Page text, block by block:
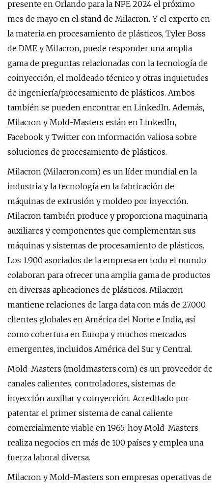
presente en Orlando para la NPE 2024 el próximo
mes de mayo en el stand de Milacron. Y el experto en
la materia en procesamiento de plásticos, Tyler Boss
de DME y Milacron, puede responder una amplia
gama de preguntas relacionadas con la tecnología de
coinyección, el moldeado técnico y otras inquietudes
de ingeniería/procesamiento de plásticos. Ambos
también se pueden encontrar en LinkedIn. Además,
Milacron y Mold-Masters están en LinkedIn,
Facebook y Twitter con información valiosa sobre
soluciones de procesamiento de plásticos.
Milacron (Milacron.com) es un líder mundial en la
industria y la tecnología en la fabricación de
máquinas de extrusión y moldeo por inyección.
Milacron también produce y proporciona maquinaria,
auxiliares y componentes que complementan sus
máquinas y sistemas de procesamiento de plásticos.
Los 1.900 asociados de la empresa en todo el mundo
colaboran para ofrecer una amplia gama de productos
en diversas aplicaciones de plásticos. Milacron
mantiene relaciones de larga data con más de 27.000
clientes globales en América del Norte e India, así
como cobertura en Europa y muchos mercados
emergentes, incluidos América del Sur y Central.
Mold-Masters (moldmasters.com) es un proveedor de
canales calientes, controladores, sistemas de
inyección auxiliar y coinyección. Acreditado por
patentar el primer sistema de canal caliente
comercialmente viable en 1965, hoy Mold-Masters
realiza negocios en más de 100 países y emplea una
fuerza laboral diversa.
Milacron y Mold-Masters son empresas operativas de